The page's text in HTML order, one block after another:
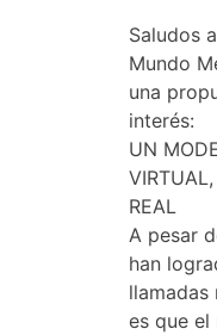
Saludos
Mundo
una
interés:
UN
REAL
A pesar
han
llamadas
es que el